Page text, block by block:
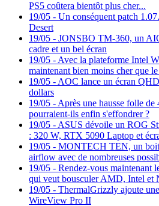
PS5 coûtera bientôt plus cher...
19/05 - Un conséquent patch
Desert
19/05 - JONSBO TM-360, un
cadre et un bel écran
19/05 - Avec la plateforme Intel
maintenant bien moins cher que
19/05 - AOC lance un écran
dollars
19/05 - Après une hausse folle
pourraient-ils enfin s'effondrer ?
19/05 - ASUS dévoile un ROG
: 320 W, RTX 5090 Laptop et
19/05 - MONTECH TEN, un
airflow avec de nombreuses
19/05 - Rendez-vous maintenant
qui veut bousculer AMD, Intel
19/05 - ThermalGrizzly ajoute
WireView Pro II